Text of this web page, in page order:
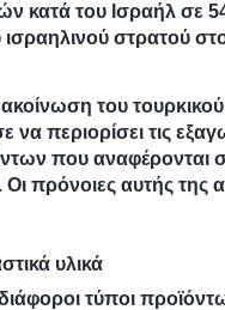
κατά του Ισραήλ σε
ισραηλινού στρατού
του
να περιορίσει τις
που
Οι πρόνοιες αυτής
υλικά
τύποι